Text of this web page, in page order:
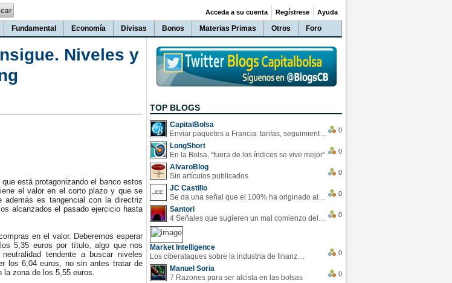
Fundamental Economía Divisas Bonos Materias Primas Otros Foro
Acceda a su cuenta Regístrese Ayuda
Niveles y
está protagonizando el banco estos
el valor en el corto plazo y que se
es tangencial con la directriz
alcanzados el pasado ejercicio hasta
en el valor. Deberemos esperar
5,35 euros por título, algo que nos
tendente a buscar niveles
los 6,04 euros, no sin antes tratar de
la zona de los 5,55 euros.
TOP BLOGS
CapitalBolsa
Enviar paquetes a Francia: tarifas, seguimiento y ventajas destacadas
0
LongShort
En la Bolsa, “fuera de los índices se vive mejor”
0
AlvaroBlog
Sin artículos publicados
0
JC Castillo
Se da una señal que el 100% ha originado alzas en las bolsas
0
Santori
4 Señales que sugieren un mal comienzo del 3T de la economía EEUU
0
Market Intelligence
Los ciberataques sobre la industria de finanzas se han duplicado este año
0
Manuel Soria
7 Razones para ser alcista en las bolsas
0